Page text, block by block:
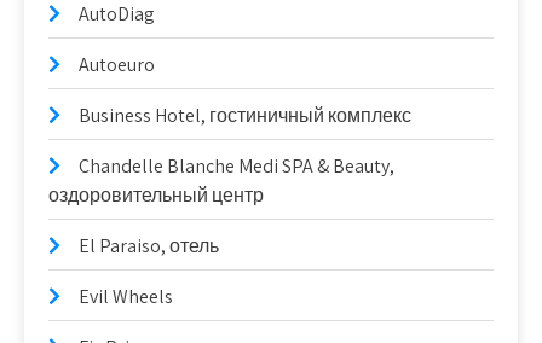
AutoDiag
Autoeuro
Business Hotel, гостиничный комплекс
Chandelle Blanche Medi SPA & Beauty,
оздоровительный центр
El Paraiso, отель
Evil Wheels